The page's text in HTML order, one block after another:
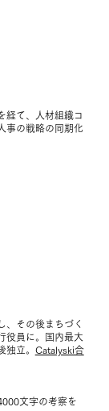
経て、人材組織コ
事の戦略の同期化
、その後まちづく
役員に。国内最大
独立。 Catalyski合
文字の考察を